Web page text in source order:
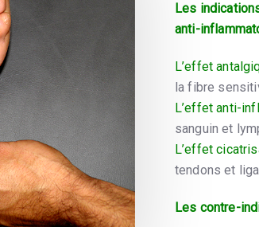
Les
anti-
L’effet
la fibre
L’effet anti-
sanguin et
L’effet
tendons et
Les contre-